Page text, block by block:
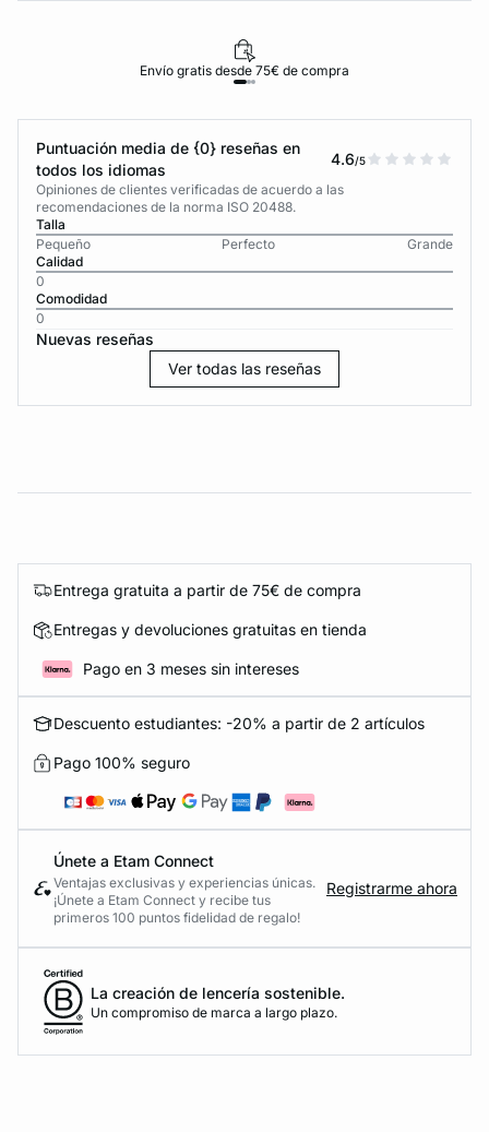
Envío gratis desde 75€ de compra
Puntuación media de {0} reseñas en
todos los idiomas
4.6/5
Opiniones de clientes verificadas de acuerdo a las
recomendaciones de la norma ISO 20488.
Talla
Pequeño
Perfecto
Grande
Calidad
0
Comodidad
0
Nuevas reseñas
Ver todas las reseñas
Entrega gratuita a partir de 75€ de compra
Entregas y devoluciones gratuitas en tienda
Pago en 3 meses sin intereses
Descuento estudiantes: -20% a partir de 2 artículos
Pago 100% seguro
Únete a Etam Connect
Ventajas exclusivas y experiencias únicas.
¡Únete a Etam Connect y recibe tus
primeros 100 puntos fidelidad de regalo!
Registrarme ahora
La creación de lencería sostenible.
Un compromiso de marca a largo plazo.